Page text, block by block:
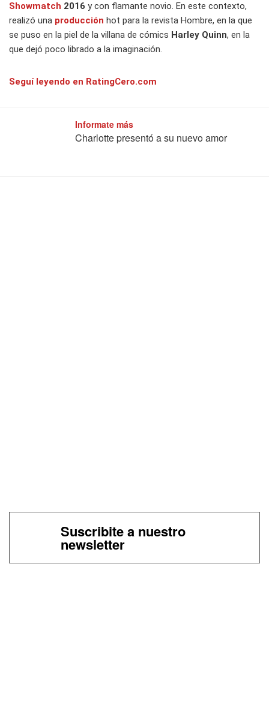
Showmatch 2016 y con flamante novio. En este contexto,
realizó una producción hot para la revista Hombre, en la que
se puso en la piel de la villana de cómics Harley Quinn, en la
que dejó poco librado a la imaginación.
Seguí leyendo en RatingCero.com
Informate más
Charlotte presentó a su nuevo amor
Suscribite a nuestro
newsletter